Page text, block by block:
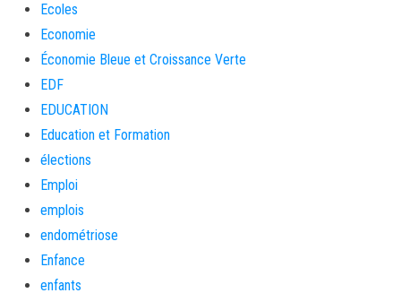
Ecoles
Economie
Économie Bleue et Croissance Verte
EDF
EDUCATION
Education et Formation
élections
Emploi
emplois
endométriose
Enfance
enfants